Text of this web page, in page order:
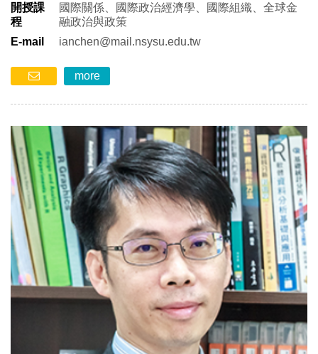
開授課
程
國際關係、國際政治經濟學、國際組織、全球金
融政治與政策
E-mail
ianchen@mail.nsysu.edu.tw
more